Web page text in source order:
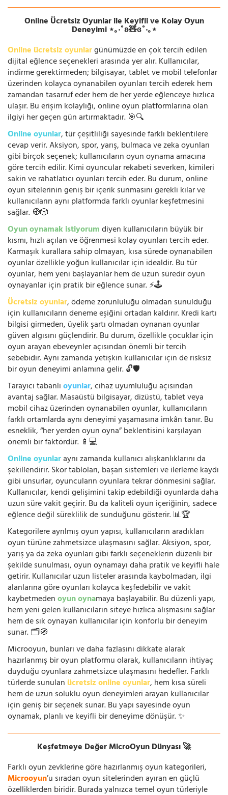
Online Ücretsiz Oyunlar ile Keyifli ve Kolay Oyun
Deneyimi ⋆｡‧˚ʚ🧸ɞ˚‧｡⋆
Online ücretsiz oyunlargünümüzde en çok tercih edilen
dijital eğlence seçenekleri arasında yer alır. Kullanıcılar,
indirme gerektirmeden; bilgisayar, tablet ve mobil telefonlar
üzerinden kolayca oynanabilen oyunları tercih ederek hem
zamandan tasarruf eder hem de her yerde eğlenceye hızlıca
ulaşır. Bu erişim kolaylığı, online oyun platformlarına olan
ilgiyi her geçen gün artırmaktadır. 🎯🔍
Online oyunlar, tür çeşitliliği sayesinde farklı beklentilere
cevap verir. Aksiyon, spor, yarış, bulmaca ve zeka oyunları
gibi birçok seçenek; kullanıcıların oyun oynama amacına
göre tercih edilir. Kimi oyuncular rekabeti severken, kimileri
sakin ve rahatlatıcı oyunları tercih eder. Bu durum, online
oyun sitelerinin geniş bir içerik sunmasını gerekli kılar ve
kullanıcıların aynı platformda farklı oyunlar keşfetmesini
sağlar. 🧭🎲
Oyun oynamak istiyorumdiyen kullanıcıların büyük bir
kısmı, hızlı açılan ve öğrenmesi kolay oyunları tercih eder.
Karmaşık kurallara sahip olmayan, kısa sürede oynanabilen
oyunlar özellikle yoğun kullanıcılar için idealdir. Bu tür
oyunlar, hem yeni başlayanlar hem de uzun süredir oyun
oynayanlar için pratik bir eğlence sunar. ⚡🕹️
Ücretsiz oyunlar, ödeme zorunluluğu olmadan sunulduğu
için kullanıcıların deneme eşiğini ortadan kaldırır. Kredi kartı
bilgisi girmeden, üyelik şartı olmadan oynanan oyunlar
güven algısını güçlendirir. Bu durum, özellikle çocuklar için
oyun arayan ebeveynler açısından önemli bir tercih
sebebidir. Aynı zamanda yetişkin kullanıcılar için de risksiz
bir oyun deneyimi anlamına gelir. 🔓🛡️
Tarayıcı tabanlıoyunlar, cihaz uyumluluğu açısından
avantaj sağlar. Masaüstü bilgisayar, dizüstü, tablet veya
mobil cihaz üzerinden oynanabilen oyunlar, kullanıcıların
farklı ortamlarda aynı deneyimi yaşamasına imkân tanır. Bu
esneklik, “her yerden oyun oyna” beklentisini karşılayan
önemli bir faktördür. 📱💻
Online oyunlaraynı zamanda kullanıcı alışkanlıklarını da
şekillendirir. Skor tabloları, başarı sistemleri ve ilerleme kaydı
gibi unsurlar, oyuncuların oyunlara tekrar dönmesini sağlar.
Kullanıcılar, kendi gelişimini takip edebildiği oyunlarda daha
uzun süre vakit geçirir. Bu da kaliteli oyun içeriğinin, sadece
eğlence değil süreklilik de sunduğunu gösterir. 📊🏆
Kategorilere ayrılmış oyun yapısı, kullanıcıların aradıkları
oyun türüne zahmetsizce ulaşmasını sağlar. Aksiyon, spor,
yarış ya da zeka oyunları gibi farklı seçeneklerin düzenli bir
şekilde sunulması, oyun oynamayı daha pratik ve keyifli hale
getirir. Kullanıcılar uzun listeler arasında kaybolmadan, ilgi
alanlarına göre oyunları kolayca keşfedebilir ve vakit
kaybetmedenoyun oynamaya başlayabilir. Bu düzenli yapı,
hem yeni gelen kullanıcıların siteye hızlıca alışmasını sağlar
hem de sık oynayan kullanıcılar için konforlu bir deneyim
sunar. 🗂️🧭
Microoyun, bunları ve daha fazlasını dikkate alarak
hazırlanmış bir oyun platformu olarak, kullanıcıların ihtiyaç
duyduğu oyunlara zahmetsizce ulaşmasını hedefler. Farklı
türlerde sunulan ücretsiz online oyunlar, hem kısa süreli
hem de uzun soluklu oyun deneyimleri arayan kullanıcılar
için geniş bir seçenek sunar. Bu yapı sayesinde oyun
oynamak, planlı ve keyifli bir deneyime dönüşür. ✨
Keşfetmeye Değer MicroOyun Dünyası 🚀
Farklı oyun zevklerine göre hazırlanmış oyun kategorileri,
Microoyun’u sıradan oyun sitelerinden ayıran en güçlü
özelliklerden biridir. Burada yalnızca temel oyun türleriyle